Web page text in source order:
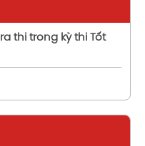
thi trong kỳ thi Tốt